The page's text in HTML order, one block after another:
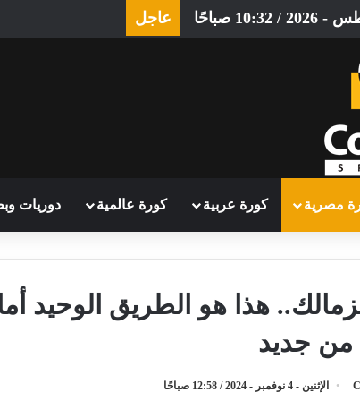
عاجل
مصرية كورة عربية كورة عالمية دوريات
هذا هو الطريق الوحيد
من جديد
الإثنين - 4 نوفمبر - 2024 / 12:58 صباحًا